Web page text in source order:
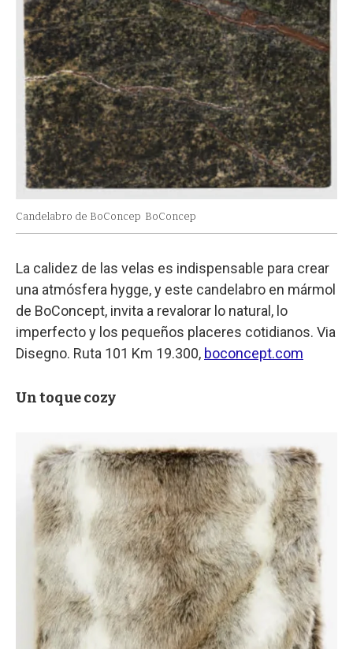
Candelabro de BoConcep BoConcep
La calidez de las velas es indispensable para crear
una atmósfera hygge, y este candelabro en mármol
de BoConcept, invita a revalorar lo natural, lo
imperfecto y los pequeños placeres cotidianos. Via
Disegno. Ruta 101 Km 19.300, boconcept.com
Un toque cozy